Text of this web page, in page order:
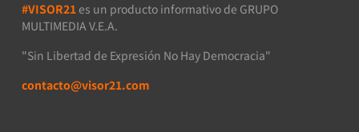
#VISOR21 es un producto informativo de GRUPO
MULTIMEDIA V.E.A.
"Sin Libertad de Expresión No Hay Democracia"
contacto@visor21.com